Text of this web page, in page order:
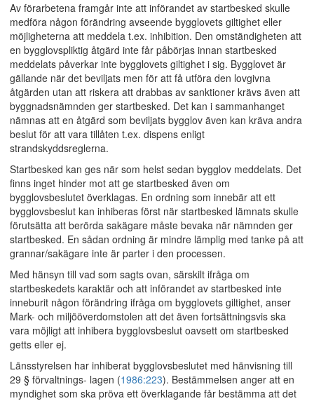
Av förarbetena framgår inte att införandet av startbesked skulle
medföra någon förändring avseende bygglovets giltighet eller
möjligheterna att meddela t.ex. inhibition. Den omständigheten att
en bygglovspliktig åtgärd inte får påbörjas innan startbesked
meddelats påverkar inte bygglovets giltighet i sig. Bygglovet är
gällande när det beviljats men för att få utföra den lovgivna
åtgärden utan att riskera att drabbas av sanktioner krävs även att
byggnadsnämnden ger startbesked. Det kan i sammanhanget
nämnas att en åtgärd som beviljats bygglov även kan kräva andra
beslut för att vara tillåten t.ex. dispens enligt
strandskyddsreglerna.
Startbesked kan ges när som helst sedan bygglov meddelats. Det
finns inget hinder mot att ge startbesked även om
bygglovsbeslutet överklagas. En ordning som innebär att ett
bygglovsbeslut kan inhiberas först när startbesked lämnats skulle
förutsätta att berörda sakägare måste bevaka när nämnden ger
startbesked. En sådan ordning är mindre lämplig med tanke på att
grannar/sakägare inte är parter i den processen.
Med hänsyn till vad som sagts ovan, särskilt ifråga om
startbeskedets karaktär och att införandet av startbesked inte
inneburit någon förändring ifråga om bygglovets giltighet, anser
Mark- och miljööverdomstolen att det även fortsättningsvis ska
vara möjligt att inhibera bygglovsbeslut oavsett om startbesked
getts eller ej.
Länsstyrelsen har inhiberat bygglovsbeslutet med hänvisning till
29 § förvaltnings- lagen (1986:223). Bestämmelsen anger att en
myndighet som ska pröva ett överklagande får bestämma att det